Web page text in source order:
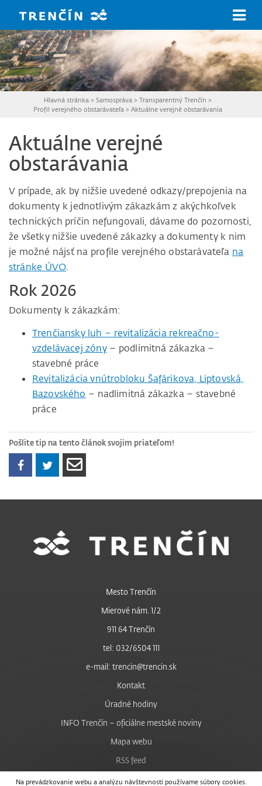
Hlavná stránka > Samospráva > Transparentný Trenčín >
Profil verejného obstarávateľa > Aktuálne verejné obstarávania
Aktuálne verejné
obstarávania
V prípade, ak by nižšie uvedené odkazy/prepojenia na
dokumenty k jednotlivým zákazkám z akýchkoľvek
technických príčin nefungovali, dávame do pozornosti,
že všetky nižšie uvedené zákazky a dokumenty k nim
je možné nájsť na profile verejného obstarávateľa na
stránke ÚVO.
Rok 2026
Dokumenty k zákazkám:
Trenčiansky luh – revitalizácia rekreačno-
vzdelávacej zóny– podlimitná zákazka –
stavebné práce
Revitalizácia vnútrobloku Šafárikova, Liptovská,
Bazovského – nadlimitná zákazka – stavebné
práce
Pošlite tip na tento článok svojim priateľom!
Na prevádzkovanie webu a analýzu návštevnosti používame súbory cookies.
Mesto Trenčín
Mierové nám. 1/2
911 64 Trenčín
tel: 032/6504 111
e-mail: trencin@trencin.sk
Kontakt
Úradné hodiny
INFO Trenčín – oficiálne mestské noviny
Mapa webu
RSS feed
Nastavenie cookies